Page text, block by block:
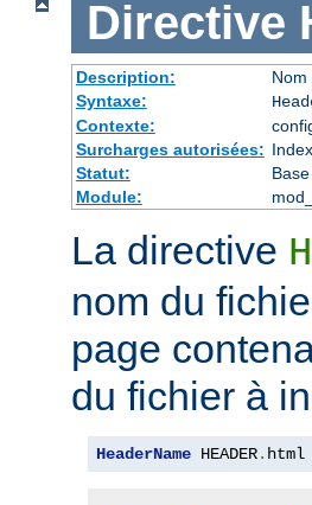
Directive
Description:
Syntaxe:
Contexte:
Surcharges autorisées:
Statut:
Base
Module:
La directive
nom du
page
du fichier à
HeaderName HEADER. html